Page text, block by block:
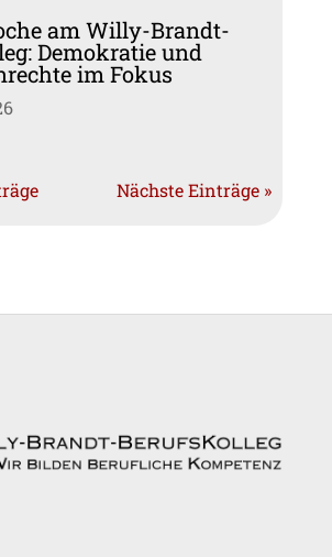
am Willy-Brandt-
Demokratie und
im Fokus
Nächste Einträge »